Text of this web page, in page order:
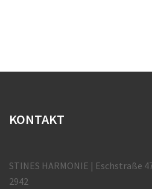
KONTAKT
STINES HARMONIE | Eschstraße
2942